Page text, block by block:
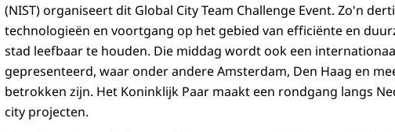
(NIST) organiseert dit Global City Team Challenge Event. Zo'n
technologieën en voortgang op het gebied van efficiënte en
stad leefbaar te houden. Die middag wordt ook een
gepresenteerd, waar onder andere Amsterdam, Den Haag en
betrokken zijn. Het Koninklijk Paar maakt een rondgang langs
city projecten.